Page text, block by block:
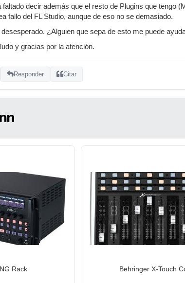
faltado decir además que el resto de Plugins que tengo
fallo del FL Studio, aunque de eso no se demasiado.
desesperado. ¿Alguien que sepa de esto me puede
y gracias por la atención.
Responder Citar
Rack Behringer X-Touch